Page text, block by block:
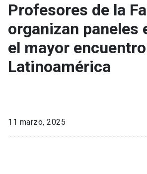
Profesores de la
organizan paneles
el mayor
Latinoamérica
11 marzo, 2025